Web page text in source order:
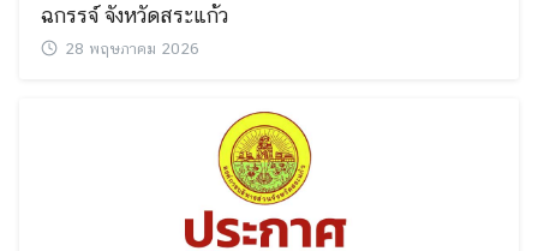
ฉกรรจ์ จังหวัดสระแก้ว
28 พฤษภาคม 2026